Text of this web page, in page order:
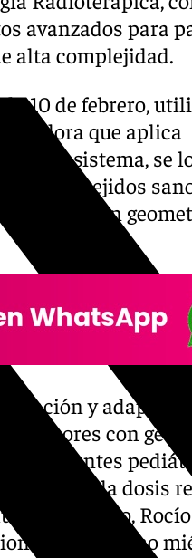
avanzados para
alta complejidad.
10 de febrero,
que aplica
a este sistema, se
los tejidos
tumores con
y
tumores con
pacientes
de la dosis
y Consumo, Rocío
este mismo